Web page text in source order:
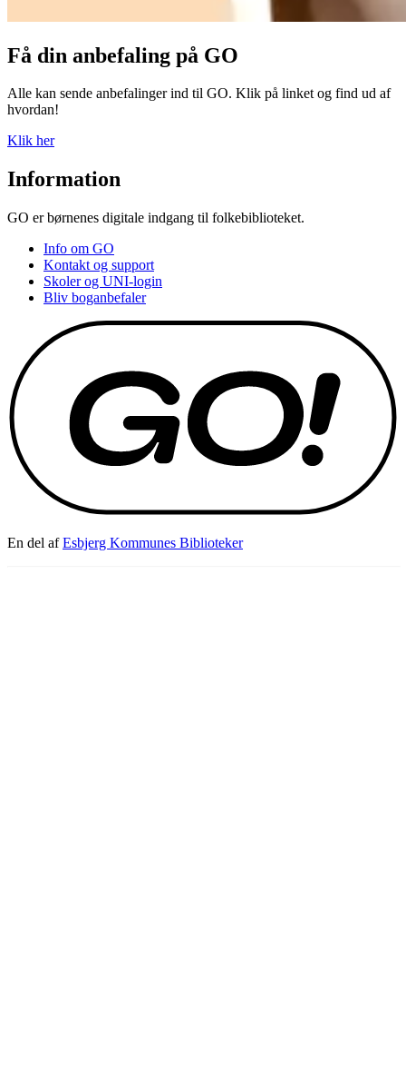
Få din anbefaling på GO
Alle kan sende anbefalinger ind til GO. Klik på linket og find ud af
hvordan!
Klik her
Information
GO er børnenes digitale indgang til folkebiblioteket.
Info om GO
Kontakt og support
Skoler og UNI-login
Bliv boganbefaler
En del af Esbjerg Kommunes Biblioteker